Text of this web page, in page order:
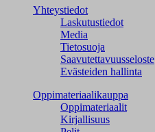
Yhteystiedot
Laskutustiedot
Media
Tietosuoja
Saavutettavuusseloste
Evästeiden hallinta
Oppimateriaalikauppa
Oppimateriaalit
Kirjallisuus